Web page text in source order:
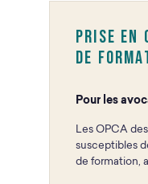
Prise en
de
Pour les
Les OPCA
susceptibles
de formation,